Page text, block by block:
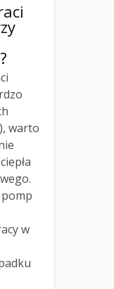
warto
w